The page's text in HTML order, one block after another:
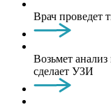
Врач проведет
Возьмет
сделает УЗИ